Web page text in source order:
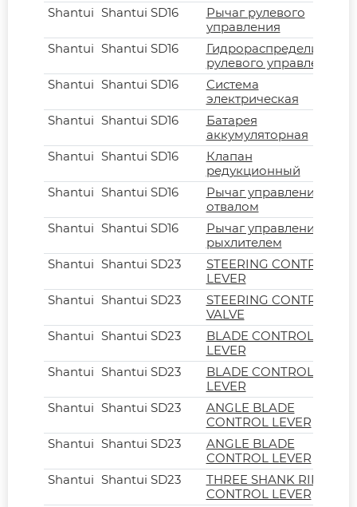
Shantui Shantui SD16
Рычаг рулевого
управления
Shantui Shantui SD16
Гидрораспределитель
рулевого управления
Shantui Shantui SD16
Система
электрическая
Shantui Shantui SD16
Батарея
аккумуляторная
Shantui Shantui SD16
Клапан
редукционный
Shantui Shantui SD16
Рычаг управления
отвалом
Shantui Shantui SD16
Рычаг управления
рыхлителем
Shantui Shantui SD23
STEERING CONTROL
LEVER
Shantui Shantui SD23
STEERING CONTROL
VALVE
Shantui Shantui SD23
BLADE CONTROL
LEVER
Shantui Shantui SD23
BLADE CONTROL
LEVER
Shantui Shantui SD23
ANGLE BLADE
CONTROL LEVER
Shantui Shantui SD23
ANGLE BLADE
CONTROL LEVER
Shantui Shantui SD23
THREE SHANK RIPPER
CONTROL LEVER